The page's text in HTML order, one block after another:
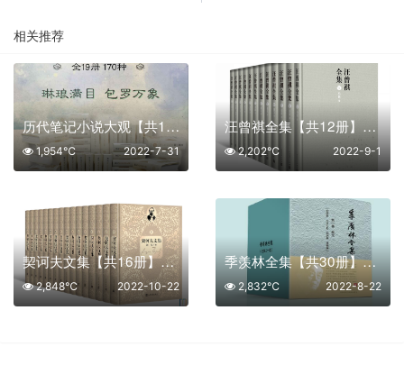
相关推荐
历代笔记小说大观【共19册】【epub格式】【52.7MB】【编号：160681】
2022-7-31
1,954℃
汪曾祺全集【共12册】【epub格式】【11.8MB】【编号：812796】
2022-9-1
2,202℃
契诃夫文集【共16册】【epub格式】【11.8MB】【编号：668131】
2022-10-22
2,848℃
季羡林全集【共30册】【epub格式】【29.3MB】【编号：229966】
2022-8-22
2,832℃